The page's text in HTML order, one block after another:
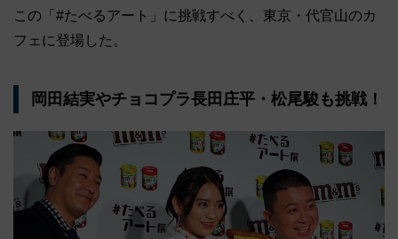
この「#たべるアート」に挑戦すべく、東京・代官山のカ
フェに登場した。
岡田結実やチョコプラ長田庄平・松尾駿も挑戦！